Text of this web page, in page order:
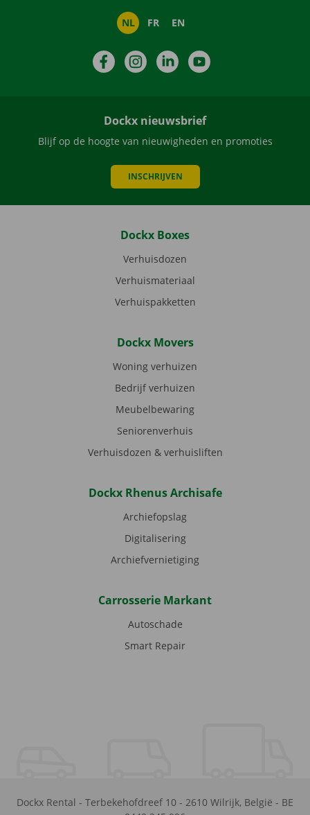
NL FR EN
FacebookInstagramLinkedIn
Dockx nieuwsbrief
Blijf op de hoogte van nieuwigheden en promoties
INSCHRIJVEN
Dockx Boxes
Verhuisdozen
Verhuismateriaal
Verhuispakketten
Dockx Movers
Woning verhuizen
Bedrijf verhuizen
Meubelbewaring
Seniorenverhuis
Verhuisdozen & verhuisliften
Dockx Rhenus Archisafe
Archiefopslag
Digitalisering
Archiefvernietiging
Carrosserie Markant
Autoschade
Smart Repair
Dockx Rental - Terbekehofdreef 10 - 2610 Wilrijk, België - BE